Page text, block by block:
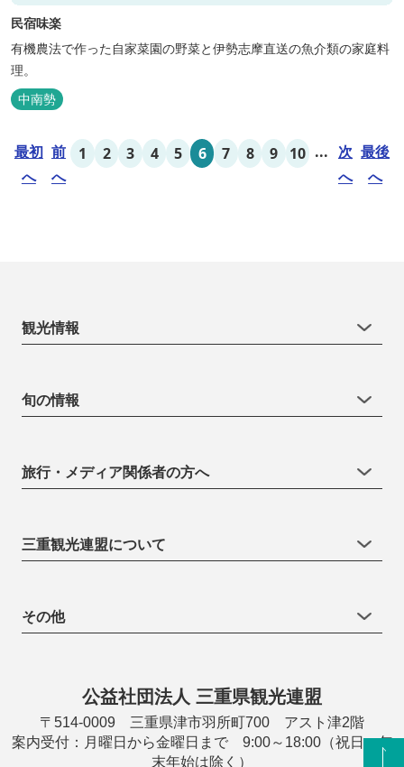
民宿味楽
有機農法で作った自家菜園の野菜と伊勢志摩直送の魚介類の家庭料
理。
中南勢
最初
へ
前
へ
1 2 3 4 5 6 7 8 9 10 ... 次
へ
最後
へ
観光情報
旬の情報
旅行・メディア関係者の方へ
三重観光連盟について
その他
公益社団法人 三重県観光連盟
〒514-0009 三重県津市羽所町700 アスト津2階
案内受付：月曜日から金曜日まで 9:00～18:00（祝日・年
末年始は除く）